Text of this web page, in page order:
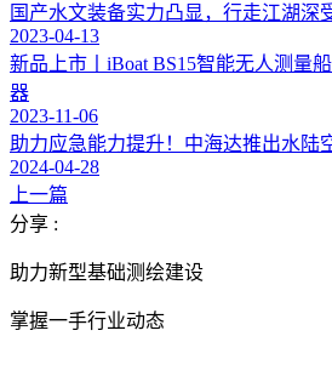
国产水文装备实力凸显，行走江湖深
2023-04-13
新品上市丨iBoat BS15智能无人测量
器
2023-11-06
助力应急能力提升！中海达推出水陆
2024-04-28
上一篇
分享 :
助力新型基础测绘建设
掌握一手行业动态